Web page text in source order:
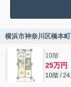
横浜市神奈川区橋本
10階
25万円
10階 /